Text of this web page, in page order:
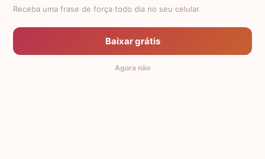
FORÇA
FRASES DE FÉ E ESPERANÇA
Receba uma frase de força todo dia no seu celular.
Baixar grátis
Agora não